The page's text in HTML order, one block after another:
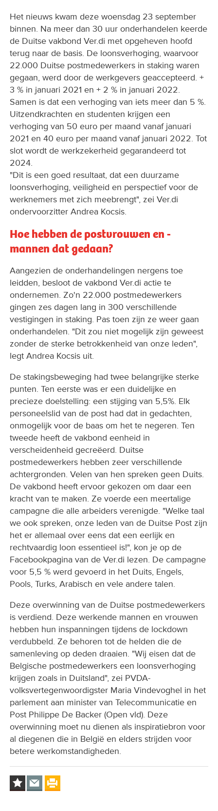
Het nieuws kwam deze woensdag 23 september
binnen. Na meer dan 30 uur onderhandelen keerde
de Duitse vakbond Ver.di met opgeheven hoofd
terug naar de basis. De loonsverhoging, waarvoor
22.000 Duitse postmedewerkers in staking waren
gegaan, werd door de werkgevers geaccepteerd. +
3 % in januari 2021 en + 2 % in januari 2022.
Samen is dat een verhoging van iets meer dan 5 %.
Uitzendkrachten en studenten krijgen een
verhoging van 50 euro per maand vanaf januari
2021 en 40 euro per maand vanaf januari 2022. Tot
slot wordt de werkzekerheid gegarandeerd tot
2024.
"Dit is een goed resultaat, dat een duurzame
loonsverhoging, veiligheid en perspectief voor de
werknemers met zich meebrengt", zei Ver.di
ondervoorzitter Andrea Kocsis.
Hoe hebben de postvrouwen en -
mannen dat gedaan?
Aangezien de onderhandelingen nergens toe
leidden, besloot de vakbond Ver.di actie te
ondernemen. Zo'n 22.000 postmedewerkers
gingen zes dagen lang in 300 verschillende
vestigingen in staking. Pas toen zijn ze weer gaan
onderhandelen. "Dit zou niet mogelijk zijn geweest
zonder de sterke betrokkenheid van onze leden",
legt Andrea Kocsis uit.
De stakingsbeweging had twee belangrijke sterke
punten. Ten eerste was er een duidelijke en
precieze doelstelling: een stijging van 5,5%. Elk
personeelslid van de post had dat in gedachten,
onmogelijk voor de baas om het te negeren. Ten
tweede heeft de vakbond eenheid in
verscheidenheid gecreëerd. Duitse
postmedewerkers hebben zeer verschillende
achtergronden. Velen van hen spreken geen Duits.
De vakbond heeft ervoor gekozen om daar een
kracht van te maken. Ze voerde een meertalige
campagne die alle arbeiders verenigde. "Welke taal
we ook spreken, onze leden van de Duitse Post zijn
het er allemaal over eens dat een eerlijk en
rechtvaardig loon essentieel is!", kon je op de
Facebookpagina van de Ver.di lezen. De campagne
voor 5,5 % werd gevoerd in het Duits, Engels,
Pools, Turks, Arabisch en vele andere talen.
Deze overwinning van de Duitse postmedewerkers
is verdiend. Deze werkende mannen en vrouwen
hebben hun inspanningen tijdens de lockdown
verdubbeld. Ze behoren tot de helden die de
samenleving op deden draaien. "Wij eisen dat de
Belgische postmedewerkers een loonsverhoging
krijgen zoals in Duitsland", zei PVDA-
volksvertegenwoordigster Maria Vindevoghel in het
parlement aan minister van Telecommunicatie en
Post Philippe De Backer (Open vld). Deze
overwinning moet nu dienen als inspiratiebron voor
al diegenen die in België en elders strijden voor
betere werkomstandigheden.